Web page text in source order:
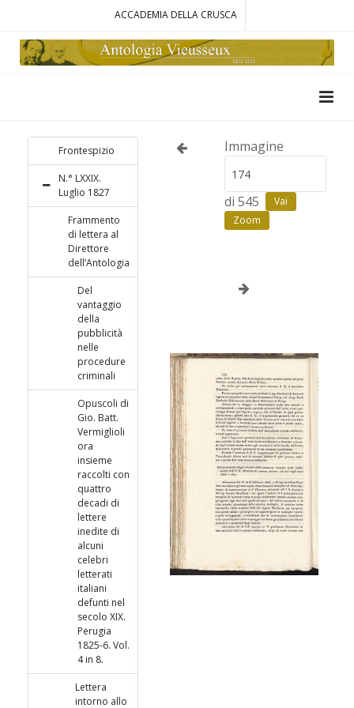
ACCADEMIA DELLA CRUSCA
Frontespizio
N.° LXXIX.
Luglio 1827
Frammento
di lettera al
Direttore
dell’Antologia
Del
vantaggio
della
pubblicità
nelle
procedure
criminali
Opuscoli di
Gio. Batt.
Vermiglioli
ora
insieme
raccolti con
quattro
decadi di
lettere
inedite di
alcuni
celebri
letterati
italiani
defunti nel
secolo XIX.
Perugia
1825-6. Vol.
4 in 8.
Lettera
intorno allo
Immagine
di 545
Vai
Zoom